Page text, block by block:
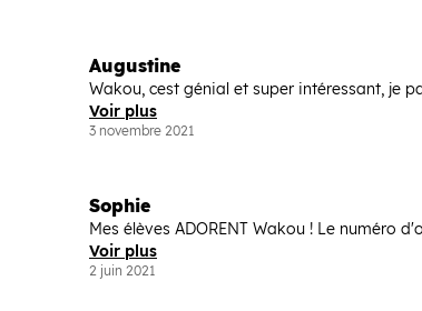
Augustine
Wakou, cest génial et super intéressant, je
Voir plus
3 novembre 2021
Sophie
Mes élèves ADORENT Wakou ! Le numéro
Voir plus
2 juin 2021